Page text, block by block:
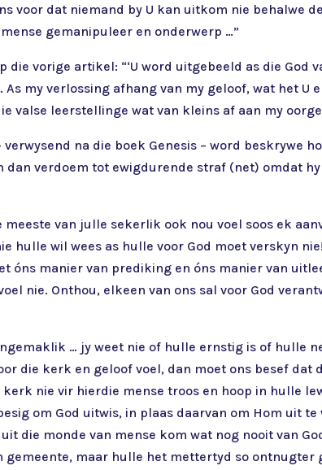
voor dat niemand by U kan uitkom nie behalwe
gemanipuleer en onderwerp …”
die vorige artikel: “‘U word uitgebeeld as die God
my verlossing afhang van my geloof, wat het U
valse leerstellinge wat van kleins af aan my
na die boek Genesis – word beskrywe
verdoem tot ewigdurende straf (net) omdat
meeste van julle sekerlik ook nou voel soos ek
hulle wil wees as hulle voor God moet verskyn
óns manier van prediking en óns manier van
nie. Onthou, elkeen van ons sal voor God
… jy weet nie of hulle ernstig is of hulle
die kerk en geloof voel, dan moet ons besef
nie vir hierdie mense troos en hoop in hulle
om God uitwis, in plaas daarvan om Hom uit
die monde van mense kom wat nog nooit van
gemeente, maar hulle het mettertyd so